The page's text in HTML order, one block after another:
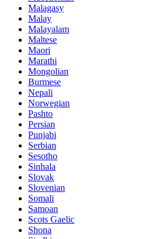
Malagasy
Malay
Malayalam
Maltese
Maori
Marathi
Mongolian
Burmese
Nepali
Norwegian
Pashto
Persian
Punjabi
Serbian
Sesotho
Sinhala
Slovak
Slovenian
Somali
Samoan
Scots Gaelic
Shona